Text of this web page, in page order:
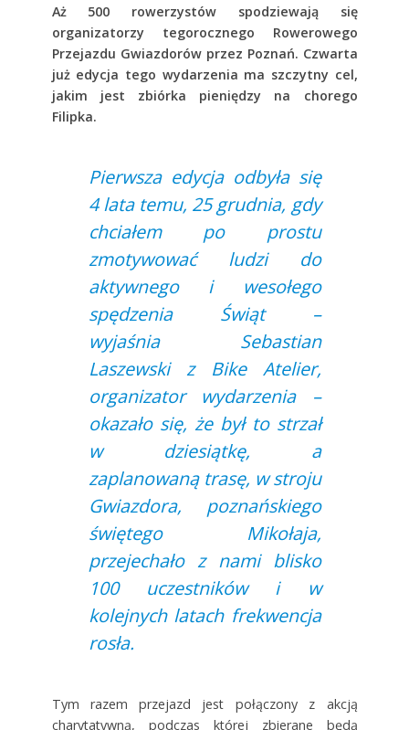
Aż 500 rowerzystów spodziewają się
organizatorzy tegorocznego Rowerowego
Przejazdu Gwiazdorów przez Poznań. Czwarta
już edycja tego wydarzenia ma szczytny cel,
jakim jest zbiórka pieniędzy na chorego
Filipka.
Pierwsza edycja odbyła się
4 lata temu, 25 grudnia, gdy
chciałem po prostu
zmotywować ludzi do
aktywnego i wesołego
spędzenia Świąt –
wyjaśnia Sebastian
Laszewski z Bike Atelier,
organizator wydarzenia –
okazało się, że był to strzał
w dziesiątkę, a
zaplanowaną trasę, w stroju
Gwiazdora, poznańskiego
świętego Mikołaja,
przejechało z nami blisko
100 uczestników i w
kolejnych latach frekwencja
rosła.
Tym razem przejazd jest połączony z akcją
charytatywną, podczas której zbierane będą